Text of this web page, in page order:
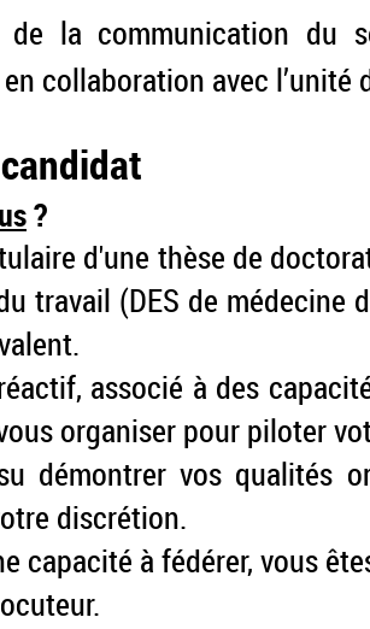
de la communication du
collaboration avec
?
d'une thèse de
travail (DES de
associé à des
organiser pour piloter
démontrer vos qualités
discrétion.
capacité à fédérer, vous